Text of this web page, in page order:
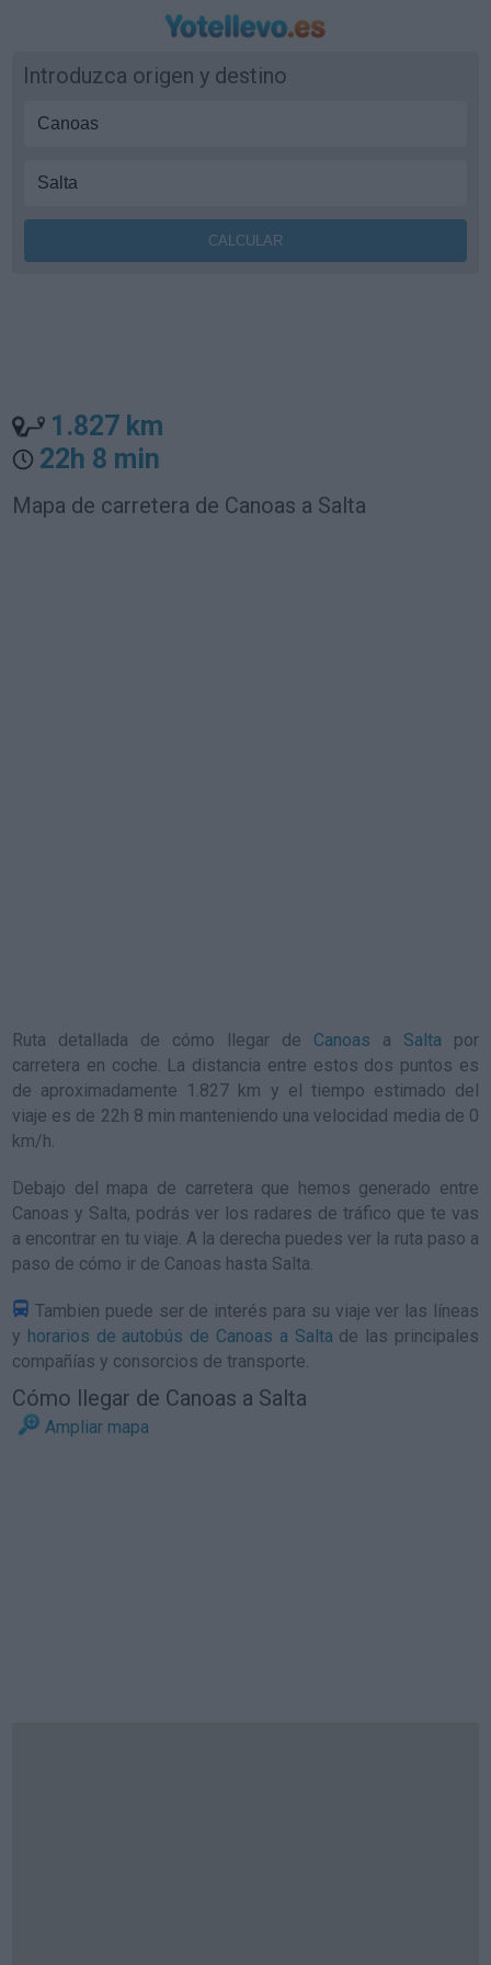
Introduzca origen y destino
1.827 km
22h 8 min
Mapa de carretera de Canoas a Salta
Ruta detallada de cómo llegar de Canoas a Salta por
carretera en coche. La distancia entre estos dos puntos es
de aproximadamente 1.827 km y el tiempo estimado del
viaje es de 22h 8 min manteniendo una velocidad media de 0
km/h.
Debajo del mapa de carretera que hemos generado entre
Canoas y Salta, podrás ver los radares de tráfico que te vas
a encontrar en tu viaje. A la derecha puedes ver la ruta paso a
paso de cómo ir de Canoas hasta Salta.
Tambien puede ser de interés para su viaje ver las líneas
y horarios de autobús de Canoas a Salta de las principales
compañías y consorcios de transporte.
Cómo llegar de Canoas a Salta
Ampliar mapa